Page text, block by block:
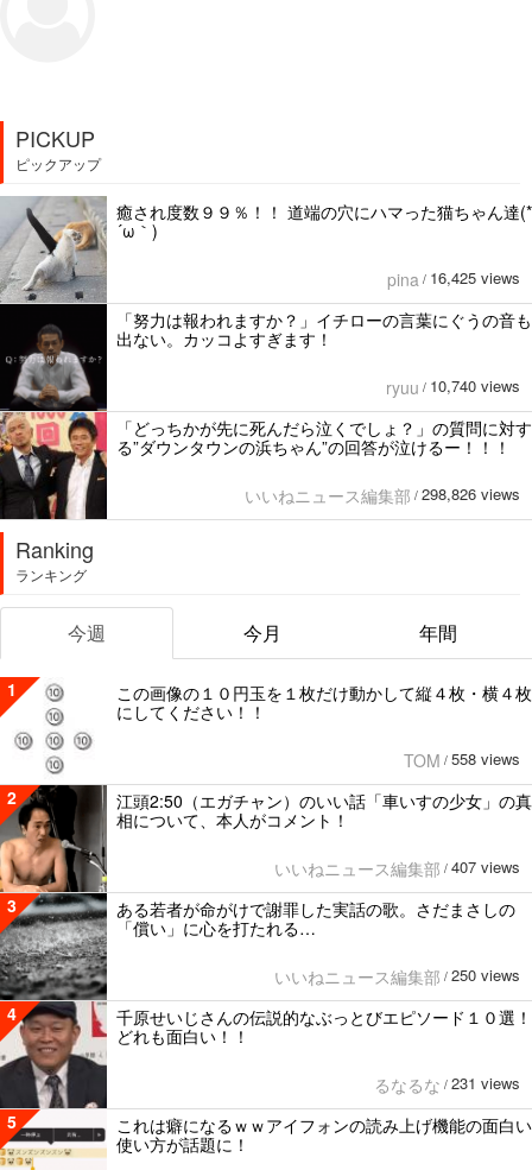
PICKUP
ピックアップ
癒され度数９９％！！ 道端の穴にハマった猫ちゃん達(*
´ω｀)
pina / 16,425 views
「努力は報われますか？」イチローの言葉にぐうの音も
出ない。カッコよすぎます！
ryuu / 10,740 views
「どっちかが先に死んだら泣くでしょ？」の質問に対す
る”ダウンタウンの浜ちゃん”の回答が泣けるー！！！
いいねニュース編集部 / 298,826 views
Ranking
ランキング
今週 今月 年間
1
この画像の１０円玉を１枚だけ動かして縦４枚・横４枚
にしてください！！
TOM / 558 views
2
江頭2:50（エガチャン）のいい話「車いすの少女」の真
相について、本人がコメント！
いいねニュース編集部 / 407 views
3
ある若者が命がけで謝罪した実話の歌。さだまさしの
「償い」に心を打たれる…
いいねニュース編集部 / 250 views
4
千原せいじさんの伝説的なぶっとびエピソード１０選！
どれも面白い！！
るなるな / 231 views
5
これは癖になるｗｗアイフォンの読み上げ機能の面白い
使い方が話題に！